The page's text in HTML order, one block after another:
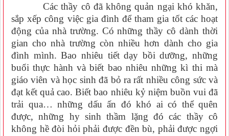
Các thầy cô đã không quản ngại khó khăn,
sắp xếp công việc gia đình để tham gia tốt các hoạt
động của nhà trường. Có những thầy cô dành thời
gian cho nhà trường còn nhiều hơn dành cho gia
đình mình. Bao nhiêu tiết dạy bồi dưỡng, những
buổi thực hành và biết bao nhiêu những kì thi mà
giáo viên và học sinh đã bỏ ra rất nhiều công sức và
đạt kết quả cao. Biết bao nhiêu kỷ niệm buồn vui đã
trải qua… những dấu ấn đó khó ai có thể quên
được, những hy sinh thầm lặng đó các thầy cô
không hề đòi hỏi phải được đền bù, phải được ngợi